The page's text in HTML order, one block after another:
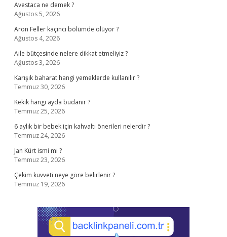
Avestaca ne demek ?
Ağustos 5, 2026
Aron Feller kaçıncı bölümde ölüyor ?
Ağustos 4, 2026
Aile bütçesinde nelere dikkat etmeliyiz ?
Ağustos 3, 2026
Karışık baharat hangi yemeklerde kullanılır ?
Temmuz 30, 2026
Kekik hangi ayda budanır ?
Temmuz 25, 2026
6 aylık bir bebek için kahvaltı önerileri nelerdir ?
Temmuz 24, 2026
Jan Kürt ismi mi ?
Temmuz 23, 2026
Çekim kuvveti neye göre belirlenir ?
Temmuz 19, 2026